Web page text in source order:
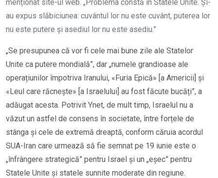
menționat site-ul web. „Problema constă în Statele Unite. Și-
au expus slăbiciunea: cuvântul lor nu este cuvânt, puterea lor
nu este putere și asediul lor nu este asediu.”
„Se presupunea că vor fi cele mai bune zile ale Statelor
Unite ca putere mondială”, dar „numele grandioase ale
operațiunilor împotriva Iranului, «Furia Epică» [a Americii] și
«Leul care răcnește» [a Israelului] au fost făcute bucăți”, a
adăugat acesta. Potrivit Ynet, de mult timp, Israelul nu a
văzut un astfel de consens în societate, între forțele de
stânga și cele de extremă dreaptă, conform căruia acordul
SUA-Iran care urmează să fie semnat pe 19 iunie este o
„înfrângere strategică” pentru Israel și un „eșec” pentru
Statele Unite și statele sunnite moderate din regiune.